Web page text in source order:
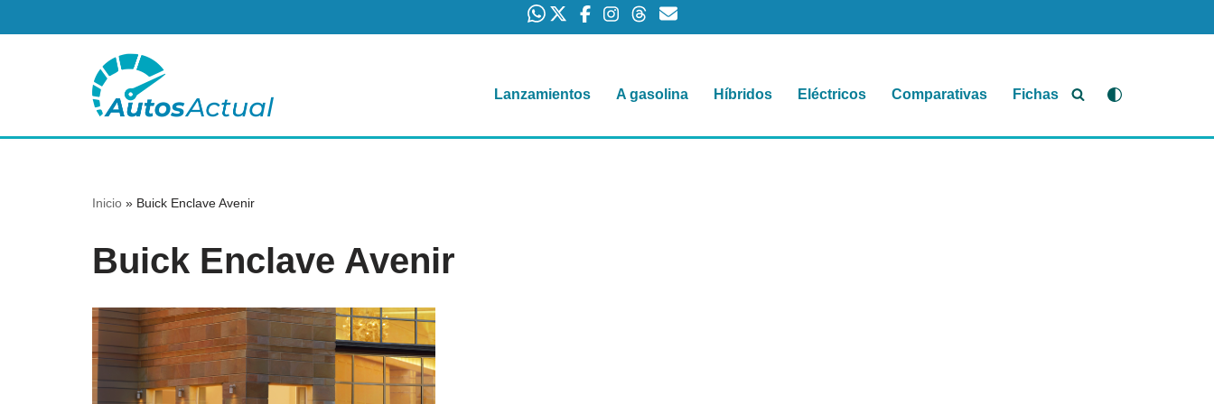
contenido
Lanzamientos A gasolina Híbridos Eléctricos Comparativas Fichas
Inicio » Buick Enclave Avenir
Buick Enclave Avenir